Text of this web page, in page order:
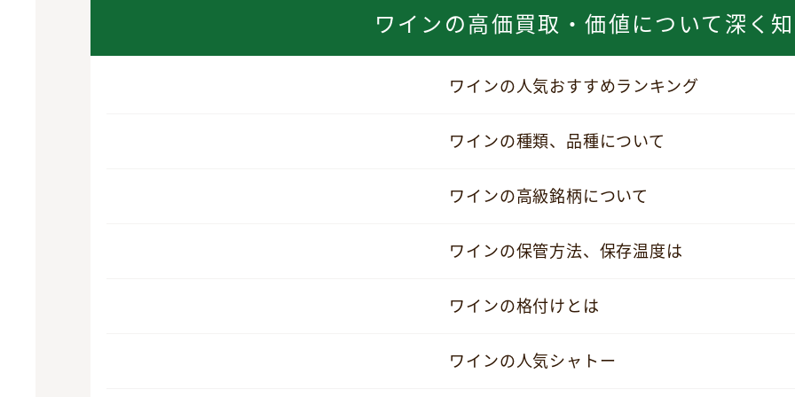
ワインの高価買取・価値について深く
ワインの人気おすすめランキング
ワインの種類、品種について
ワインの高級銘柄について
ワインの保管方法、保存温度は
ワインの格付けとは
ワインの人気シャトー